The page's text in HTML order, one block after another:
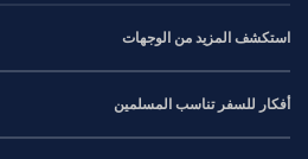
استكشف المزيد من الوجهات
أفكار للسفر تناسب المسلمين